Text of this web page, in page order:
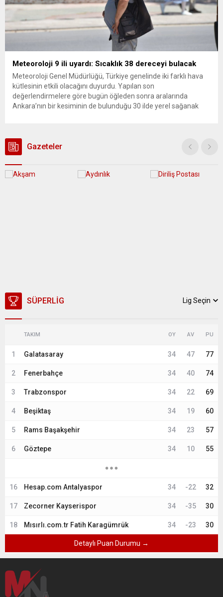
Meteoroloji 9 ili uyardı: Sıcaklık 38 dereceyi bulacak
Meteoroloji Genel Müdürlüğü, Türkiye genelinde iki farklı hava
kütlesinin etkili olacağını duyurdu. Yapılan son
değerlendirmelere göre bugün öğleden sonra aralarında
Ankara’nın bir kesiminin de bulunduğu 30 ilde yerel sağanak
Gazeteler
SÜPERLIG Lig Seçin
TAKIM OY AV PU
1 Galatasaray 34 47 77
2 Fenerbahçe 34 40 74
3 Trabzonspor 34 22 69
4 Beşiktaş 34 19 60
5 Rams Başakşehir 34 23 57
6 Göztepe 34 10 55
16 Hesap.com Antalyaspor 34 -22 32
17 Zecorner Kayserispor 34 -35 30
18 Mısırlı.com.tr Fatih Karagümrük 34 -23 30
Detaylı Puan Durumu →